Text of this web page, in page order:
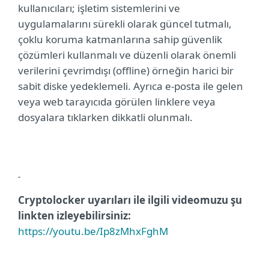
kullanıcıları; işletim sistemlerini ve
uygulamalarını sürekli olarak güncel tutmalı,
çoklu koruma katmanlarına sahip güvenlik
çözümleri kullanmalı ve düzenli olarak önemli
verilerini çevrimdışı (offline) örneğin harici bir
sabit diske yedeklemeli. Ayrıca e-posta ile gelen
veya web tarayıcıda görülen linklere veya
dosyalara tıklarken dikkatli olunmalı.
Cryptolocker uyarıları ile ilgili videomuzu şu
linkten izleyebilirsiniz:
https://youtu.be/Ip8zMhxFghM